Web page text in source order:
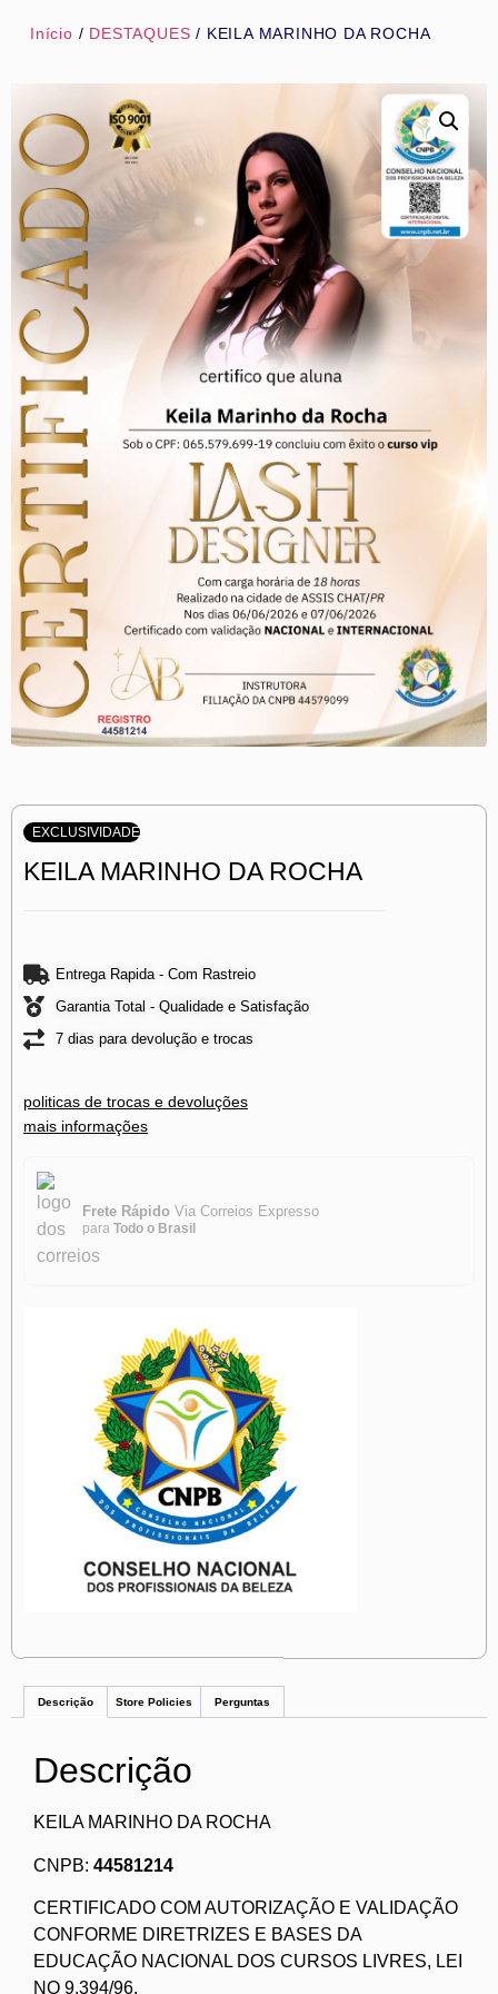
Início / DESTAQUES / KEILA MARINHO DA ROCHA
EXCLUSIVIDADE
KEILA MARINHO DA ROCHA
Entrega Rapida - Com Rastreio
Garantia Total - Qualidade e Satisfação
7 dias para devolução e trocas
politicas de trocas e devoluções
mais informações
Frete Rápido Via Correios Expresso
para Todo o Brasil
Descrição Store Policies Perguntas
Descrição
KEILA MARINHO DA ROCHA
CNPB: 44581214
CERTIFICADO COM AUTORIZAÇÃO E VALIDAÇÃO
CONFORME DIRETRIZES E BASES DA
EDUCAÇÃO NACIONAL DOS CURSOS LIVRES, LEI
NO 9.394/96.